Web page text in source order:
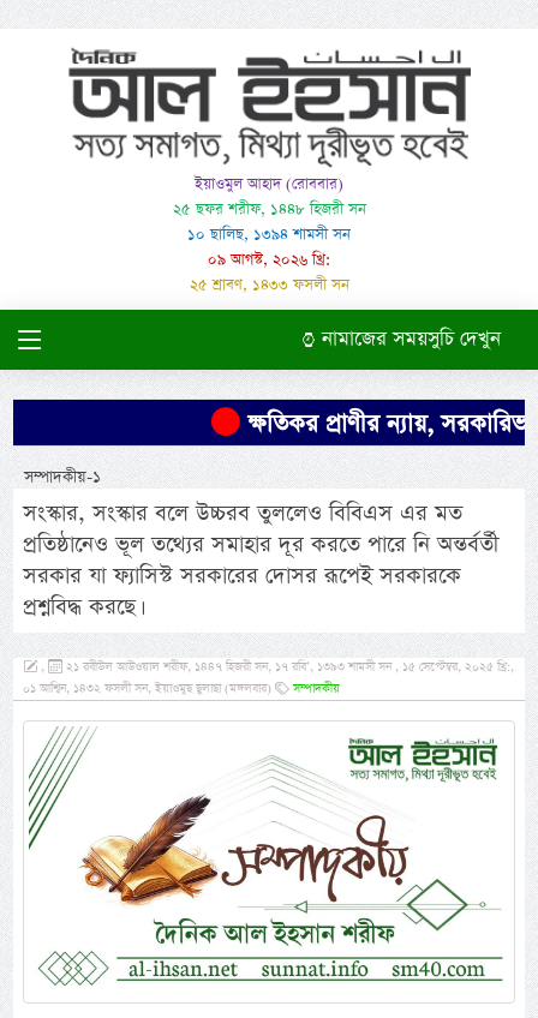
ইয়াওমুল আহাদ (রোববার)
২৫ ছফর শরীফ, ১৪৪৮ হিজরী সন
১০ ছালিছ, ১৩৯৪ শামসী সন
০৯ আগস্ট, ২০২৬ খ্রি:
২৫ শ্রাবণ, ১৪৩৩ ফসলী সন
নামাজের সময়সুচি দেখুন
ক্ষতিকর প্রাণীর ন্যায়,
সম্পাদকীয়-১
সংস্কার, সংস্কার বলে উচ্চরব তুললেও বিবিএস এর মত
প্রতিষ্ঠানেও ভূল তথ্যের সমাহার দূর করতে পারে নি অন্তর্বর্তী
সরকার যা ফ্যাসিস্ট সরকারের দোসর রূপেই সরকারকে
প্রশ্নবিদ্ধ করছে।
,
২১ রবীউল আউওয়াল শরীফ, ১৪৪৭ হিজরী সন, ১৭ রবি’, ১৩৯৩ শামসী সন , ১৫ সেপ্টেম্বর, ২০২৫ খ্রি:,
০১ আশ্বিন, ১৪৩২ ফসলী সন, ইয়াওমুছ ছুলাছা (মঙ্গলবার)
সম্পাদকীয়